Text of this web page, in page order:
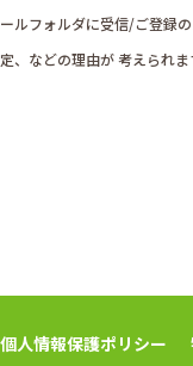
ールフォルダに受信/ご登録
定、などの理由が 考えられ
個人情報保護ポリシー